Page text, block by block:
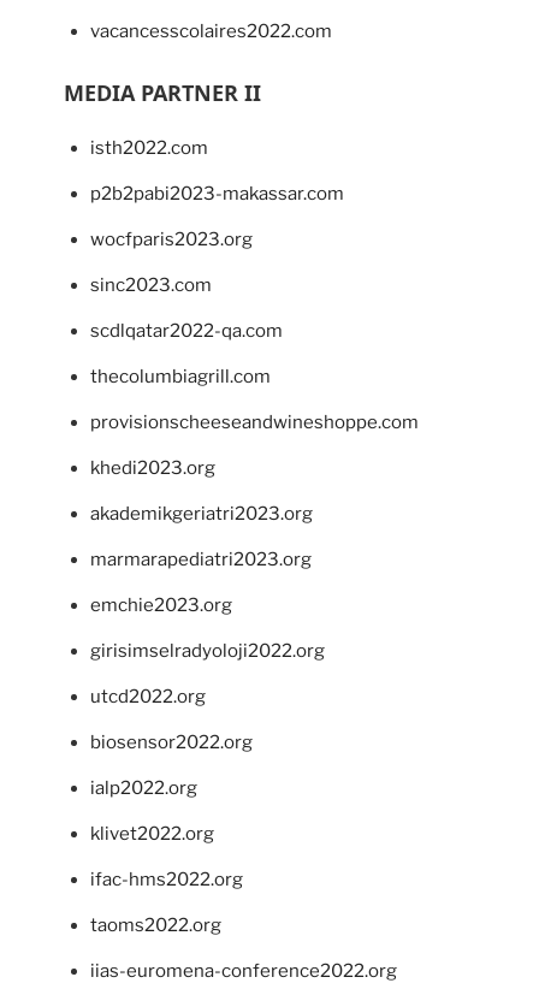
vacancesscolaires2022.com
MEDIA PARTNER II
isth2022.com
p2b2pabi2023-makassar.com
wocfparis2023.org
sinc2023.com
scdlqatar2022-qa.com
thecolumbiagrill.com
provisionscheeseandwineshoppe.com
khedi2023.org
akademikgeriatri2023.org
marmarapediatri2023.org
emchie2023.org
girisimselradyoloji2022.org
utcd2022.org
biosensor2022.org
ialp2022.org
klivet2022.org
ifac-hms2022.org
taoms2022.org
iias-euromena-conference2022.org